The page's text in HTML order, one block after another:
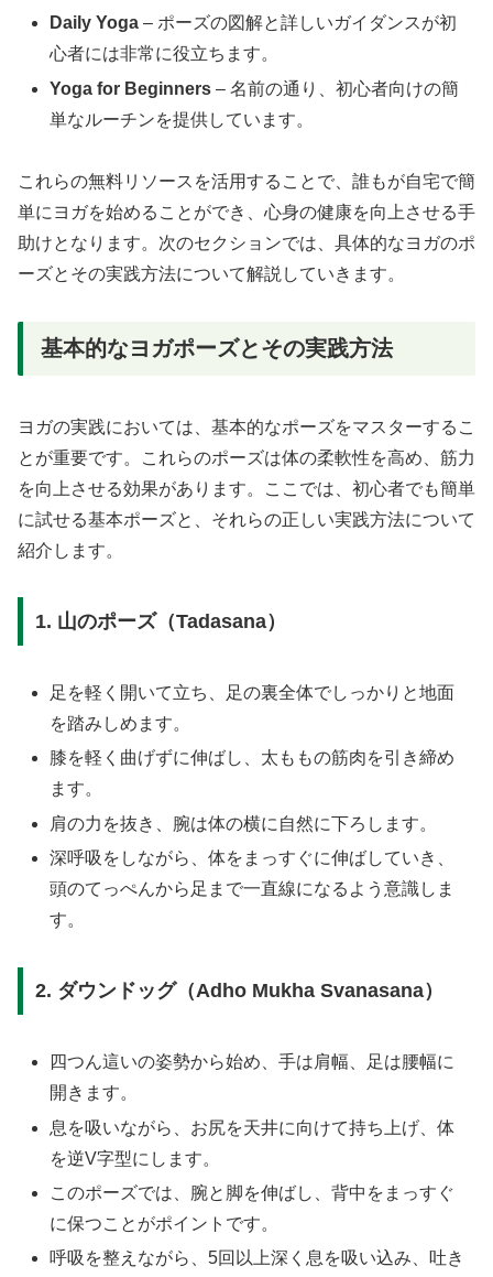
Daily Yoga – ポーズの図解と詳しいガイダンスが初
心者には非常に役立ちます。
Yoga for Beginners – 名前の通り、初心者向けの簡
単なルーチンを提供しています。
これらの無料リソースを活用することで、誰もが自宅で簡
単にヨガを始めることができ、心身の健康を向上させる手
助けとなります。次のセクションでは、具体的なヨガのポ
ーズとその実践方法について解説していきます。
基本的なヨガポーズとその実践方法
ヨガの実践においては、基本的なポーズをマスターするこ
とが重要です。これらのポーズは体の柔軟性を高め、筋力
を向上させる効果があります。ここでは、初心者でも簡単
に試せる基本ポーズと、それらの正しい実践方法について
紹介します。
1. 山のポーズ（Tadasana）
足を軽く開いて立ち、足の裏全体でしっかりと地面
を踏みしめます。
膝を軽く曲げずに伸ばし、太ももの筋肉を引き締め
ます。
肩の力を抜き、腕は体の横に自然に下ろします。
深呼吸をしながら、体をまっすぐに伸ばしていき、
頭のてっぺんから足まで一直線になるよう意識しま
す。
2. ダウンドッグ（Adho Mukha Svanasana）
四つん這いの姿勢から始め、手は肩幅、足は腰幅に
開きます。
息を吸いながら、お尻を天井に向けて持ち上げ、体
を逆V字型にします。
このポーズでは、腕と脚を伸ばし、背中をまっすぐ
に保つことがポイントです。
呼吸を整えながら、5回以上深く息を吸い込み、吐き